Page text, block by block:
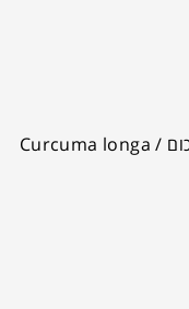
שן ארי Taraxacum officinalis גדילן מצוי Silybum marianum ארטישוק Cynara scolymus קלנדולה Calendula officinalis כורכום Curcuma longa /